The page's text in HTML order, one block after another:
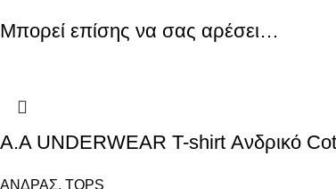
Μπορεί επίσης να σας αρέσει…
Α.A UNDERWEAR T-shirt Ανδρικό
ΑΝΔΡΑΣ, TOPS